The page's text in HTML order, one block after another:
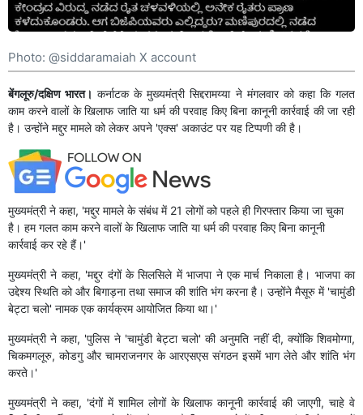
Photo: @siddaramaiah X account
बेंगलूरु/दक्षिण भारत। कर्नाटक के मुख्यमंत्री सिद्दरामय्या ने मंगलवार को कहा कि गलत
काम करने वालों के खिलाफ जाति या धर्म की परवाह किए बिना कानूनी कार्रवाई की जा रही
है। उन्होंने मद्दुर मामले को लेकर अपने 'एक्स' अकाउंट पर यह टिप्पणी की है।
मुख्यमंत्री ने कहा, 'मद्दुर मामले के संबंध में 21 लोगों को पहले ही गिरफ्तार किया जा चुका
है। हम गलत काम करने वालों के खिलाफ जाति या धर्म की परवाह किए बिना कानूनी
कार्रवाई कर रहे हैं।'
मुख्यमंत्री ने कहा, 'मद्दुर दंगों के सिलसिले में भाजपा ने एक मार्च निकाला है। भाजपा का
उद्देश्य स्थिति को और बिगाड़ना तथा समाज की शांति भंग करना है। उन्होंने मैसूरु में 'चामुंडी
बेट्टा चलो' नामक एक कार्यक्रम आयोजित किया था।'
मुख्यमंत्री ने कहा, 'पुलिस ने 'चामुंडी बेट्टा चलो' की अनुमति नहीं दी, क्योंकि शिवमोग्गा,
चिकमगलूरु, कोडगु और चामराजनगर के आरएसएस संगठन इसमें भाग लेते और शांति भंग
करते।'
मुख्यमंत्री ने कहा, 'दंगों में शामिल लोगों के खिलाफ कानूनी कार्रवाई की जाएगी, चाहे वे